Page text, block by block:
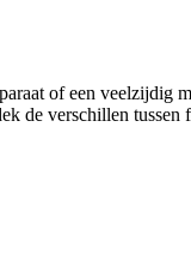
of een
verschillen